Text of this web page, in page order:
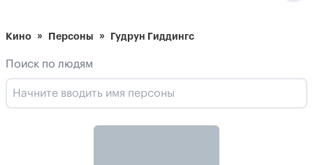
Кино Персоны Гудрун Гиддингс
Поиск по людям